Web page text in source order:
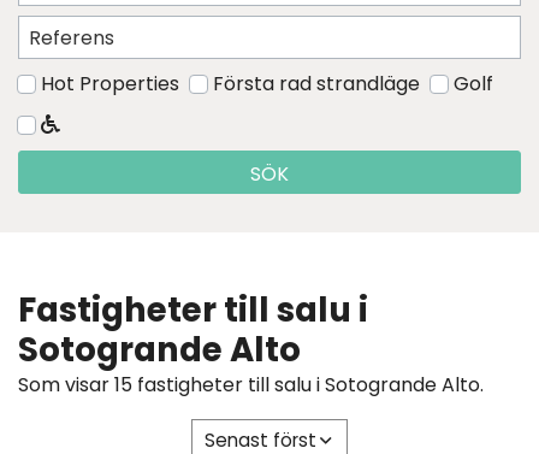
Hot Properties Första rad strandläge Golf
SÖK
Fastigheter till salu i
Sotogrande Alto
Som visar 15 fastigheter till salu i Sotogrande Alto.
Senast först